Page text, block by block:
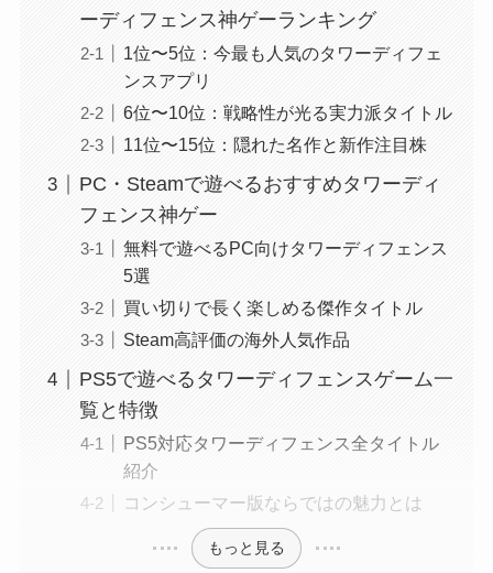
ーディフェンス神ゲーランキング
1位〜5位：今最も人気のタワーディフェ
ンスアプリ
6位〜10位：戦略性が光る実力派タイトル
11位〜15位：隠れた名作と新作注目株
PC・Steamで遊べるおすすめタワーディ
フェンス神ゲー
無料で遊べるPC向けタワーディフェンス
5選
買い切りで長く楽しめる傑作タイトル
Steam高評価の海外人気作品
PS5で遊べるタワーディフェンスゲーム一
覧と特徴
PS5対応タワーディフェンス全タイトル
紹介
コンシューマー版ならではの魅力とは
もっと見る